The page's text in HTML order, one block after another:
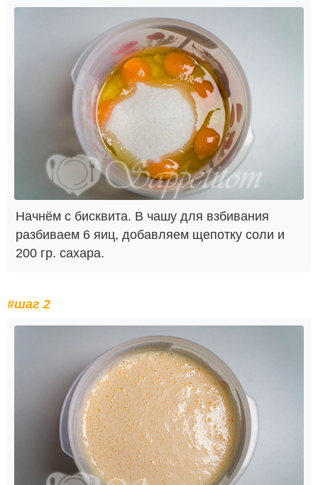
Начнём с бисквита. В чашу для взбивания
разбиваем 6 яиц, добавляем щепотку соли и
200 гр. сахара.
#шаг 2